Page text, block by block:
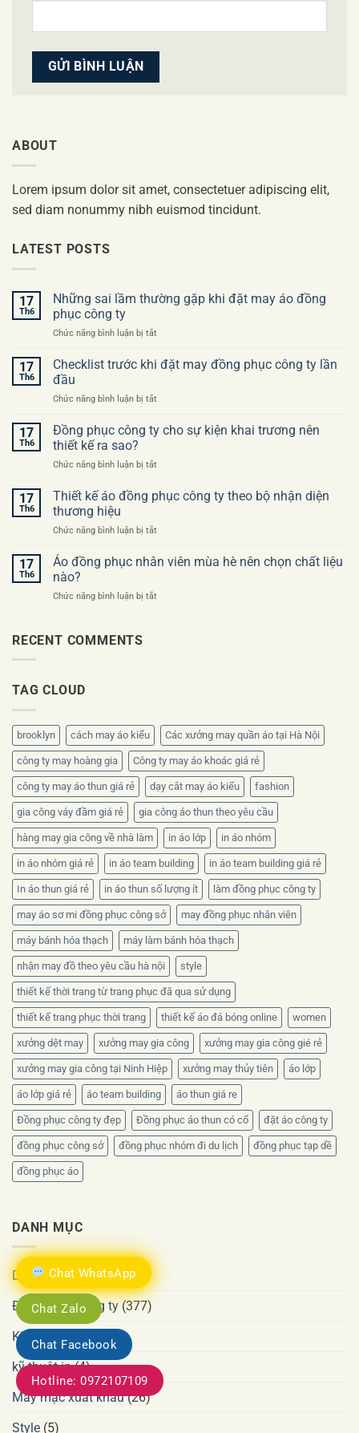
Chat WhatsApp
Chat Zalo
Chat Facebook
Hotline: 0972107109
ABOUT
Lorem ipsum dolor sit amet, consectetuer adipiscing elit,
sed diam nonummy nibh euismod tincidunt.
LATEST POSTS
17
Th6
Những sai lầm thường gặp khi đặt may áo đồng
phục công ty
Chức năng bình luận bị tắt
sai
lầm
gặp
đặt
đồng
công
17
Th6
Checklist trước khi đặt may đồng phục công ty lần
đầu
Chức năng bình luận bị tắt
trước
may
phục
lần
17
Th6
Đồng phục công ty cho sự kiện khai trương nên
thiết kế ra sao?
Chức năng bình luận bị tắt
phục
công
cho
kiện
nên
17
Th6
Thiết kế áo đồng phục công ty theo bộ nhận diện
thương hiệu
Chức năng bình luận bị tắt
phục
17
Th6
Áo đồng phục nhân viên mùa hè nên chọn chất liệu
nào?
Chức năng bình luận bị tắt
chất
liệu
nào?
RECENT COMMENTS
TAG CLOUD
brooklyn cách may áo kiểu Các xưởng may quần áo tại Hà Nội
công ty may hoàng gia Công ty may áo khoác giá rẻ
công ty may áo thun giá rẻ dạy cắt may áo kiểu fashion
gia công váy đầm giá rẻ gia công áo thun theo yêu cầu
hàng may gia công về nhà làm in áo lớp in áo nhóm
in áo nhóm giá rẻ in áo team building in áo team building giá rẻ
In áo thun giá rẻ in áo thun số lượng ít làm đồng phục công ty
may áo sơ mi đồng phục công sở may đồng phục nhân viên
máy bánh hóa thạch máy làm bánh hóa thạch
nhận may đồ theo yêu cầu hà nội style
thiết kế thời trang từ trang phục đã qua sử dụng
thiết kế trang phục thời trang thiết kế áo đá bóng online women
xưởng dệt may xưởng may gia công xưởng may gia công gié rẻ
xưởng may gia công tại Ninh Hiệp xưởng may thủy tiên áo lớp
áo lớp giá rẻ áo team building áo thun giá re
Đồng phục công ty đẹp Đồng phục áo thun có cổ đặt áo công ty
đồng phục công sở đồng phục nhóm đi du lịch đồng phục tạp dề
đồng phục áo
DANH MỤC
Dịch vụ(39)
Đồng phục công ty(377)
Kiến thức(71)
kỹ thuật in(4)
May mặc xuất khẩu(26)
Style (5)